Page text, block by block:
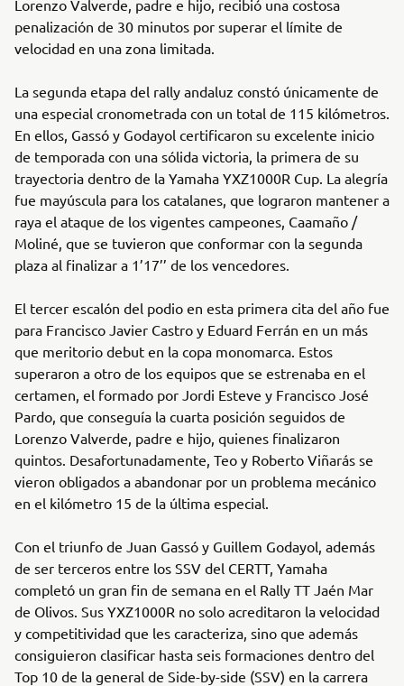
Lorenzo Valverde, padre e hijo, recibió una costosa
penalización de 30 minutos por superar el límite de
velocidad en una zona limitada.
La segunda etapa del rally andaluz constó únicamente de
una especial cronometrada con un total de 115 kilómetros.
En ellos, Gassó y Godayol certificaron su excelente inicio
de temporada con una sólida victoria, la primera de su
trayectoria dentro de la Yamaha YXZ1000R Cup. La alegría
fue mayúscula para los catalanes, que lograron mantener a
raya el ataque de los vigentes campeones, Caamaño /
Moliné, que se tuvieron que conformar con la segunda
plaza al finalizar a 1’17’’ de los vencedores.
El tercer escalón del podio en esta primera cita del año fue
para Francisco Javier Castro y Eduard Ferrán en un más
que meritorio debut en la copa monomarca. Estos
superaron a otro de los equipos que se estrenaba en el
certamen, el formado por Jordi Esteve y Francisco José
Pardo, que conseguía la cuarta posición seguidos de
Lorenzo Valverde, padre e hijo, quienes finalizaron
quintos. Desafortunadamente, Teo y Roberto Viñarás se
vieron obligados a abandonar por un problema mecánico
en el kilómetro 15 de la última especial.
Con el triunfo de Juan Gassó y Guillem Godayol, además
de ser terceros entre los SSV del CERTT, Yamaha
completó un gran fin de semana en el Rally TT Jaén Mar
de Olivos. Sus YXZ1000R no solo acreditaron la velocidad
y competitividad que les caracteriza, sino que además
consiguieron clasificar hasta seis formaciones dentro del
Top 10 de la general de Side-by-side (SSV) en la carrera